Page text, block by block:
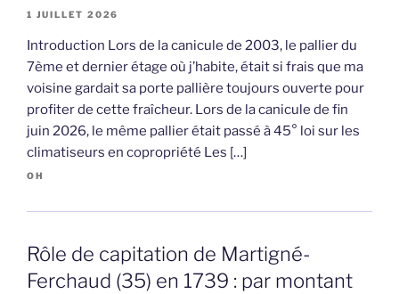
1 JUILLET 2026
Introduction Lors de la canicule de 2003, le pallier du
7ème et dernier étage où j’habite, était si frais que ma
voisine gardait sa porte pallière toujours ouverte pour
profiter de cette fraîcheur. Lors de la canicule de fin
juin 2026, le même pallier était passé à 45° loi sur les
climatiseurs en copropriété Les […]
OH
Rôle de capitation de Martigné-
Ferchaud (35) en 1739 : par montant